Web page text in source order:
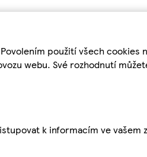
použití všech cookies
webu. Své rozhodnutí
k informacím ve vašem